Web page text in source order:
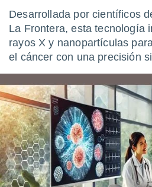
las
y
forma
digital
basada
permite
seguir
contenido
Desarrollada por científicos
La Frontera, esta tecnología
rayos X y nanopartículas
el cáncer con una precisión